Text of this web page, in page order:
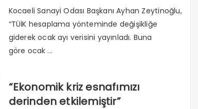
Kocaeli Sanayi Odası Başkanı Ayhan Zeytinoğlu,
“TÜİK hesaplama yönteminde değişikliğe
giderek ocak ayı verisini yayınladı. Buna
göre ocak ...
“Ekonomik kriz esnafımızı
derinden etkilemiştir”